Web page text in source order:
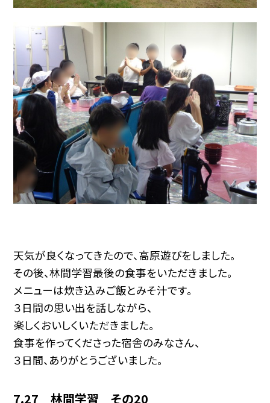
天気が良くなってきたので、高原遊びをしました。
その後、林間学習最後の食事をいただきました。
メニューは炊き込みご飯とみそ汁です。
３日間の思い出を話しながら、
楽しくおいしくいただきました。
食事を作ってくださった宿舎のみなさん、
３日間、ありがとうございました。
7.27 林間学習 その20